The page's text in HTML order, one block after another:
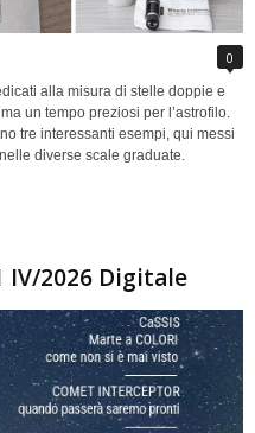
0
alla misura di stelle doppie e
un tempo preziosi per l’astrofilo.
tre interessanti esempi, qui messi
diverse scale graduate.
IV/2026 Digitale